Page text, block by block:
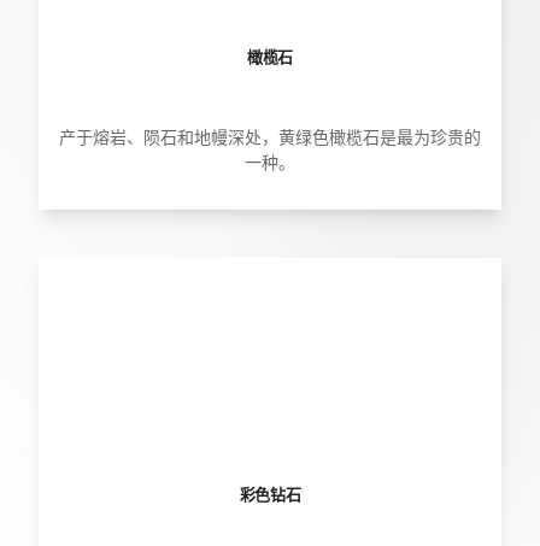
橄榄石
产于熔岩、陨石和地幔深处，黄绿色橄榄石是最为珍贵的
一种。
彩色钻石